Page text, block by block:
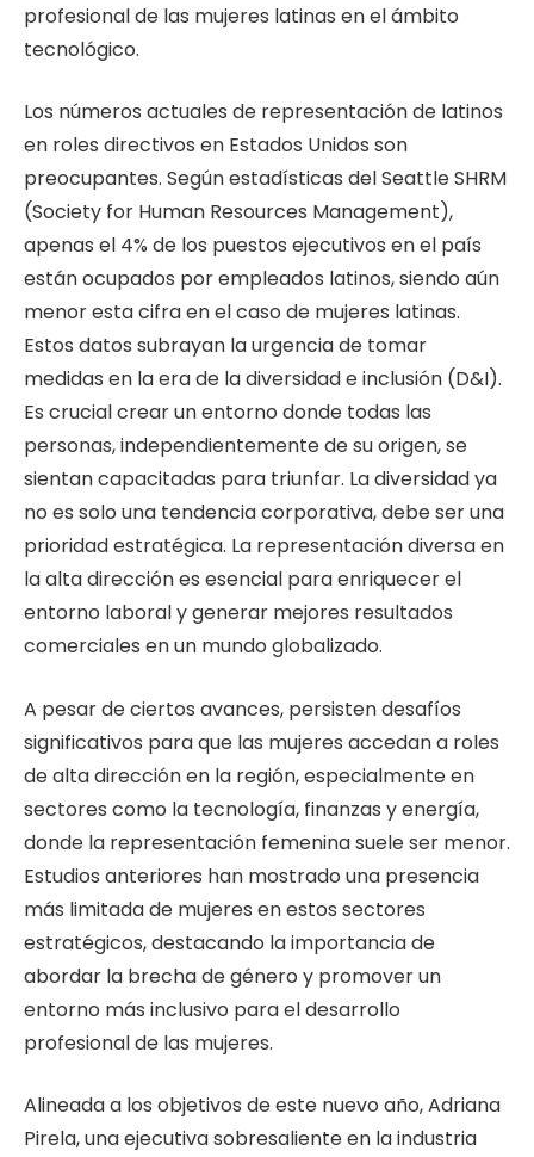
profesional de las mujeres latinas en el ámbito
tecnológico.
Los números actuales de representación de latinos
en roles directivos en Estados Unidos son
preocupantes. Según estadísticas del Seattle SHRM
(Society for Human Resources Management),
apenas el 4% de los puestos ejecutivos en el país
están ocupados por empleados latinos, siendo aún
menor esta cifra en el caso de mujeres latinas.
Estos datos subrayan la urgencia de tomar
medidas en la era de la diversidad e inclusión (D&I).
Es crucial crear un entorno donde todas las
personas, independientemente de su origen, se
sientan capacitadas para triunfar. La diversidad ya
no es solo una tendencia corporativa, debe ser una
prioridad estratégica. La representación diversa en
la alta dirección es esencial para enriquecer el
entorno laboral y generar mejores resultados
comerciales en un mundo globalizado.
A pesar de ciertos avances, persisten desafíos
significativos para que las mujeres accedan a roles
de alta dirección en la región, especialmente en
sectores como la tecnología, finanzas y energía,
donde la representación femenina suele ser menor.
Estudios anteriores han mostrado una presencia
más limitada de mujeres en estos sectores
estratégicos, destacando la importancia de
abordar la brecha de género y promover un
entorno más inclusivo para el desarrollo
profesional de las mujeres.
Alineada a los objetivos de este nuevo año, Adriana
Pirela, una ejecutiva sobresaliente en la industria